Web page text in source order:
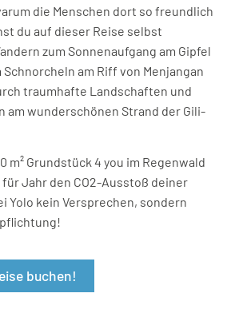
die Menschen dort so freundlich
du auf dieser Reise selbst
zum Sonnenaufgang am Gipfel
am Riff von Menjangan
traumhafte Landschaften und
am wunderschönen Strand der Gili-
m² Grundstück 4 you im Regenwald
Jahr den CO2-Ausstoß deiner
Yolo kein Versprechen, sondern
buchen!